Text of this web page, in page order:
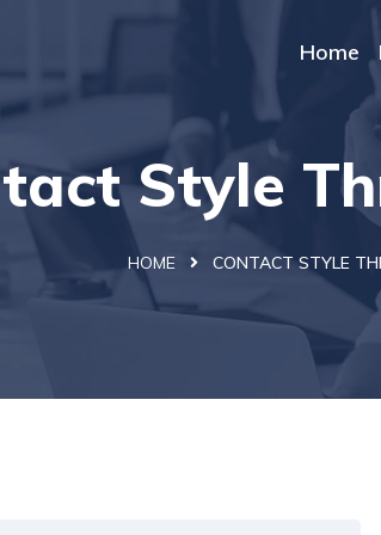
Home
Style
HOME CONTACT STYLE